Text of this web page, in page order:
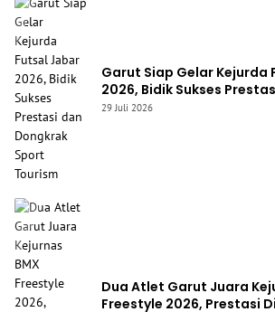
Garut Siap Gelar Kejurda
2026, Bidik Sukses
Sport Tourism
29 Juli 2026
Dua Atlet Garut Juara
Freestyle 2026, Prestasi